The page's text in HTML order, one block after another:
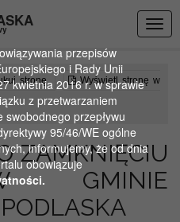
stronę Wyświetl stronę w
ZAMKNIĘCIU
GMINIE
przepisów
i Rady Unii
kwietnia 2016 r. w sprawie
z przetwarzaniem
przepływu
95/46/WE ogólne
informujemy, że od dnia
obowiązuje